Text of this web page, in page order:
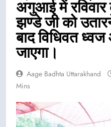
अगुआई में रविवार
झण्डे जी को
बाद विधिवत
जाएगा।
Aage Badhta Uttarakhand
Mins